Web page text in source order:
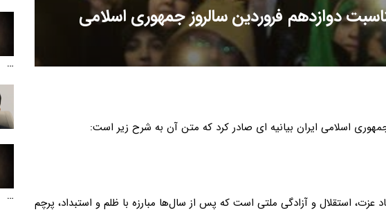
دوازدهم فروردین سالروز جمهوری اسلامی
اسلامی ایران بیانیه ای صادر کرد که متن آن به شرح زیر است:
نیست؛ بلکه نماد عزت، استقلال و آزادگی ملتی است که پس از سال‌ها مبارزه با ظلم و استبداد، پرچم
…
…